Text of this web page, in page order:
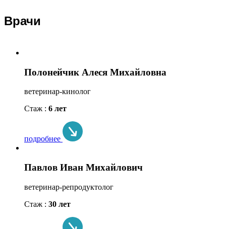
Врачи
Полонейчик Алеся Михайловна
ветеринар-кинолог
Стаж : 6 лет
подробнее
Павлов Иван Михайлович
ветеринар-репродуктолог
Стаж : 30 лет